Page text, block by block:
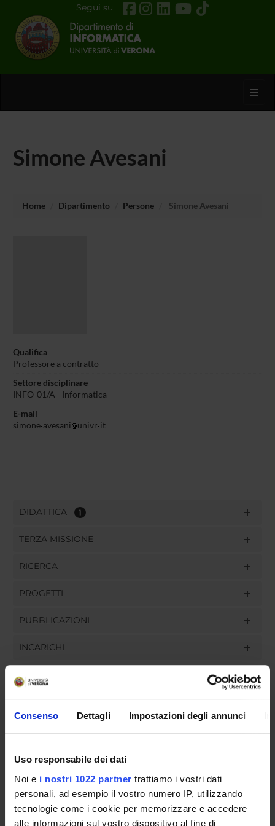
Consenso Dettagli Impostazioni degli annunci
Uso responsabile dei dati
Noi e i nostri 1022 partner trattiamo i vostri dati
personali, ad esempio il vostro numero IP, utilizzando
tecnologie come i cookie per memorizzare e accedere
alle informazioni sul vostro dispositivo al fine di
Segui su
Simone Avesani
Home Dipartimento Persone Simone Avesani
Qualifica
Professore a contratto
Settore disciplinare
INFO-01/A - Informatica
E-mail
simone avesani univr it
DIDATTICA 1
TERZA MISSIONE
RICERCA
PROGETTI
PUBBLICAZIONI
INCARICHI
ORGANIZZAZIONE
COMMISSIONI
UFFICI E STRUTTURE DI SERVIZIO
SERVIZI DI SEGRETERIA STUDENTI